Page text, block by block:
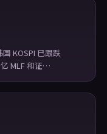
KOSPI 已跟跌
MLF 和证…